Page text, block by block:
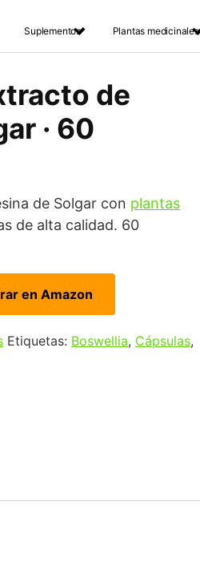
Suplementos Plantas medicinales
de
· 60
de Solgar con plantas
de alta calidad. 60
en Amazon
Etiquetas: Boswellia, Cápsulas,